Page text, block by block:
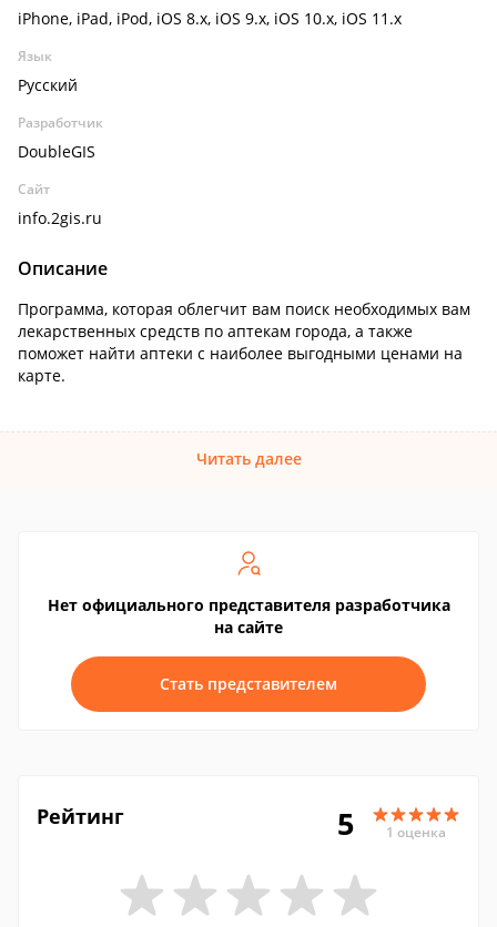
iPhone, iPad, iPod, iOS 8.x, iOS 9.x, iOS 10.x, iOS 11.x
Язык
Русский
Разработчик
DoubleGIS
Сайт
info.2gis.ru
Описание
Программа, которая облегчит вам поиск необходимых вам
лекарственных средств по аптекам города, а также
поможет найти аптеки с наиболее выгодными ценами на
карте.
Читать далее
Нет официального представителя разработчика
на сайте
Стать представителем
Рейтинг 5 1 оценка